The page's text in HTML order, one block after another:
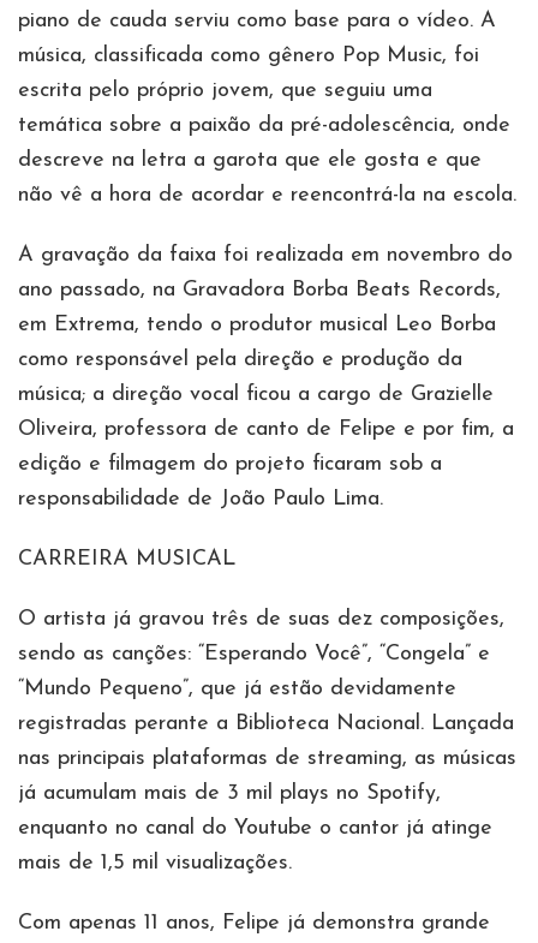
piano de cauda serviu como base para o vídeo. A
música, classificada como gênero Pop Music, foi
escrita pelo próprio jovem, que seguiu uma
temática sobre a paixão da pré-adolescência, onde
descreve na letra a garota que ele gosta e que
não vê a hora de acordar e reencontrá-la na escola.
A gravação da faixa foi realizada em novembro do
ano passado, na Gravadora Borba Beats Records,
em Extrema, tendo o produtor musical Leo Borba
como responsável pela direção e produção da
música; a direção vocal ficou a cargo de Grazielle
Oliveira, professora de canto de Felipe e por fim, a
edição e filmagem do projeto ficaram sob a
responsabilidade de João Paulo Lima.
CARREIRA MUSICAL
O artista já gravou três de suas dez composições,
sendo as canções: “Esperando Você”, “Congela” e
“Mundo Pequeno”, que já estão devidamente
registradas perante a Biblioteca Nacional. Lançada
nas principais plataformas de streaming, as músicas
já acumulam mais de 3 mil plays no Spotify,
enquanto no canal do Youtube o cantor já atinge
mais de 1,5 mil visualizações.
Com apenas 11 anos, Felipe já demonstra grande